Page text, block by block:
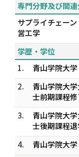
専門分野及び関
サプライチェー
営工学
学歴・学位
1.
青山学院大
2.
青山学院大
士前期課程修
3.
青山学院大
士後期課程
4.
青山学院大